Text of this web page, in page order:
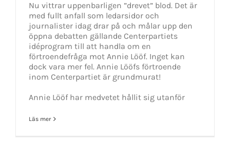
Nu vittrar uppenbarligen ”drevet” blod. Det är
med fullt anfall som ledarsidor och
journalister idag drar på och målar upp den
öppna debatten gällande Centerpartiets
idéprogram till att handla om en
förtroendefråga mot Annie Lööf. Inget kan
dock vara mer fel. Annie Lööfs förtroende
inom Centerpartiet är grundmurat!
Annie Lööf har medvetet hållit sig utanför
Läs mer